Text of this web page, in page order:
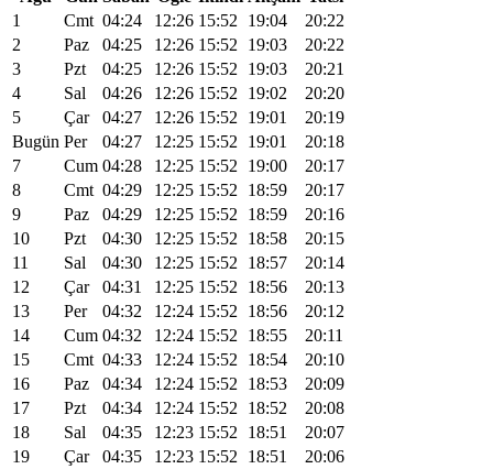
1
Cmt 04:24 12:26 15:52 19:04
20:22
2
Paz 04:25 12:26 15:52 19:03
20:22
3
Pzt 04:25 12:26 15:52 19:03
20:21
4
Sal 04:26 12:26 15:52 19:02
20:20
5
Çar 04:27 12:26 15:52 19:01
20:19
Bugün Per 04:27 12:25 15:52 19:01
20:18
7
Cum 04:28 12:25 15:52 19:00
20:17
8
Cmt 04:29 12:25 15:52 18:59
20:17
9
Paz 04:29 12:25 15:52 18:59
20:16
10
Pzt 04:30 12:25 15:52 18:58
20:15
11
Sal 04:30 12:25 15:52 18:57
20:14
12
Çar 04:31 12:25 15:52 18:56
20:13
13
Per 04:32 12:24 15:52 18:56
20:12
14
Cum 04:32 12:24 15:52 18:55
20:11
15
Cmt 04:33 12:24 15:52 18:54
20:10
16
Paz 04:34 12:24 15:52 18:53
20:09
17
Pzt 04:34 12:24 15:52 18:52
20:08
18
Sal 04:35 12:23 15:52 18:51
20:07
19
Çar 04:35 12:23 15:52 18:51
20:06